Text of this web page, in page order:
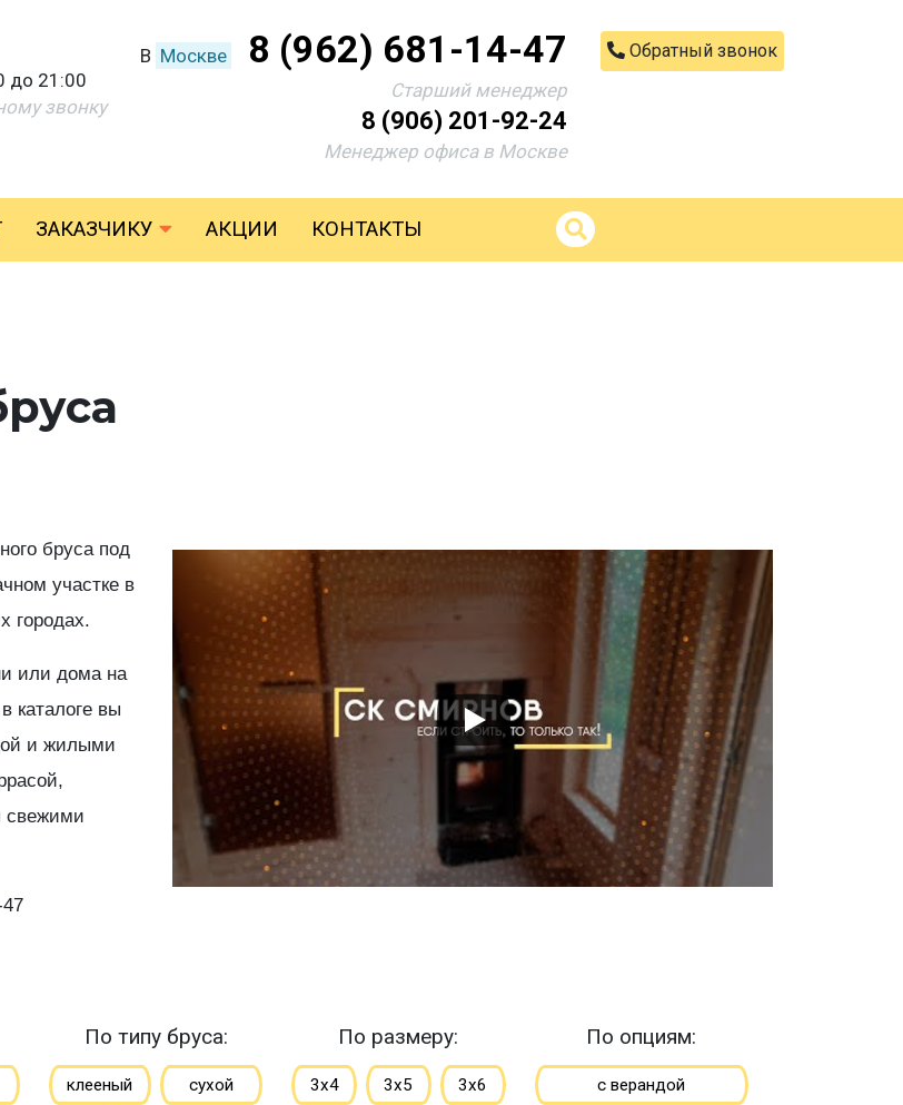
до 21:00
звонку
В Москве 8 (962) 681-14-47
Старший менеджер
8 (906) 201-92-24
Менеджер офиса в Москве
Обратный звонок
ЗАКАЗЧИКУ АКЦИИ КОНТАКТЫ
бруса под
участке в
городах.
или дома на
каталоге вы
и жилыми
свежими
По типу бруса:
клееный сухой
По размеру:
3х4 3х5 3х6
По опциям:
с верандой